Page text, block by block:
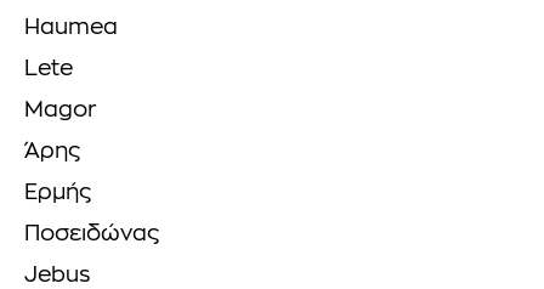
Haumea
Lete
Magor
Άρης
Ερμής
Ποσειδώνας
Jebus